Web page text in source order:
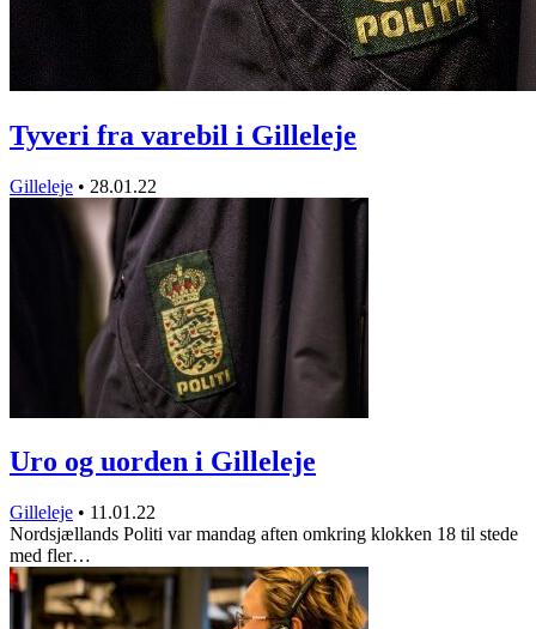
Tyveri fra varebil i Gilleleje
Gilleleje • 28.01.22
Uro og uorden i Gilleleje
Gilleleje • 11.01.22
Nordsjællands Politi var mandag aften omkring klokken 18 til stede
med fler…